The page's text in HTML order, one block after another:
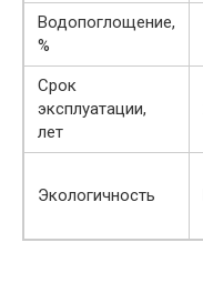
Водопоглощение,
%
Срок
эксплуатации,
лет
Экологичность